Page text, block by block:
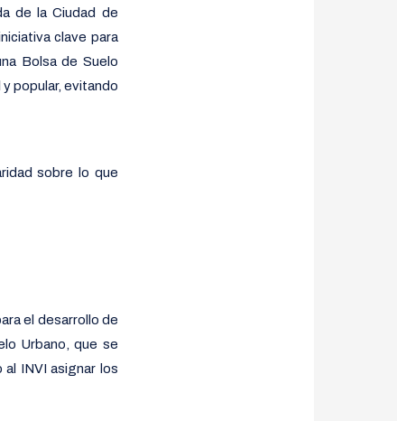
de la Ciudad de
clave para
Bolsa de Suelo
popular, evitando
sobre lo que
el desarrollo de
Urbano, que se
INVI asignar los